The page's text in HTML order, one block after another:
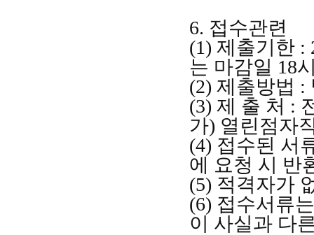
6. 접수관련
(1) 제출기한 :
는 마감일 18
(2) 제출방법 :
(3) 제 출 처 :
가) 열린점자
(4) 접수된 서
에 요청 시 반
(5) 적격자가
(6) 접수서류
이 사실과 다